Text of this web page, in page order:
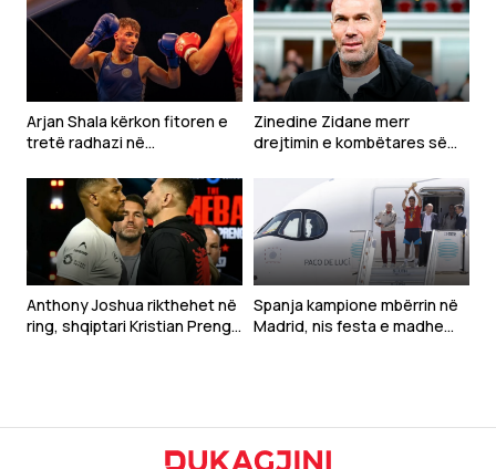
Arjan Shala kërkon fitoren e
tretë radhazi në
turkun Ahmet Aksu në Pejë
Zinedine Zidane merr
drejtimin e kombëtares së
Anthony Joshua rikthehet në
ring, shqiptari Kristian Prenga
Spanja kampione mbërrin në
Madrid, nis festa e madhe